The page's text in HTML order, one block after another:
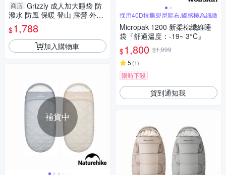
商店 Grizzly 成人加大睡袋 防
潑水 防風 保暖 登山 露營 外宿
居家 露宿【愛買】
$1,788
加入購物車
補貨中
採用40D抗撕裂尼龍布,觸感極為細緻
Micropak 1200 新柔棉纖維睡
袋『舒適溫度：-19~ 3°C』
$1,800 $1,999
5 (1)
限時下殺
貨到通知我